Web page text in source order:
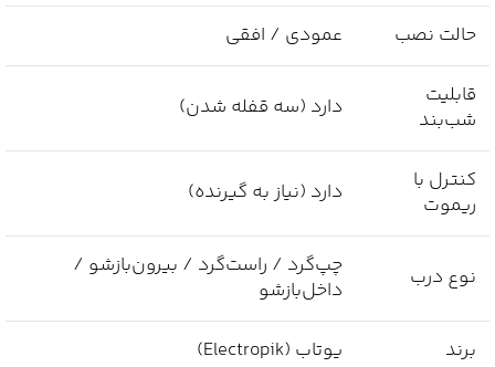
حالت نصب عمودی / افقی
قابلیت
شب‌بند
دارد (سه قفله شدن)
کنترل با
ریموت
دارد (نیاز به گیرنده)
نوع درب
چپ‌گرد / راست‌گرد / بیرون‌بازشو /
داخل‌بازشو
برند یوتاب (Electropik)